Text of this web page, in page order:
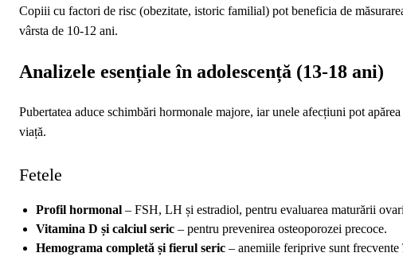
Copiii cu factori de risc (obezitate, istoric familial) pot beneficia de
vârsta de 10‑12 ani.
Analizele esențiale în adolescență (13‑18 ani)
Pubertatea aduce schimbări hormonale majore, iar unele afecțiuni pot
viață.
Fetele
Profil hormonal – FSH, LH și estradiol, pentru evaluarea maturării
Vitamina D și calciul seric – pentru prevenirea osteoporozei precoce.
Hemograma completă și fierul seric – anemiile feriprive sunt frecvente